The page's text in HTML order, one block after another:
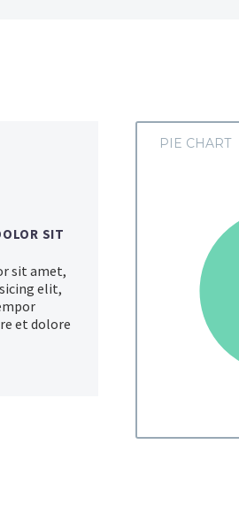
SIT
sit amet,
elit,
et dolore
PIE CHART